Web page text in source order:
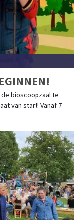
de bioscoopzaal te
van start! Vanaf 7